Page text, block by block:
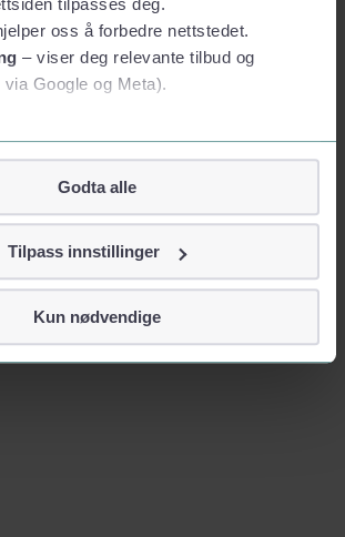
tilpasses deg.
oss å forbedre nettstedet.
– viser deg relevante tilbud og
Google og Meta).
for personvern
på alvor
som navn eller telefonnummer.
Godta alle
Tilpass innstillinger
Kun nødvendige